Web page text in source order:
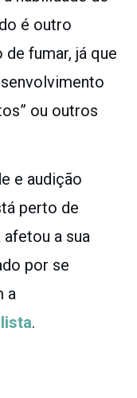
é outro
fumar, já que
ou outros
e audição
perto de
a sua
por se
a
.